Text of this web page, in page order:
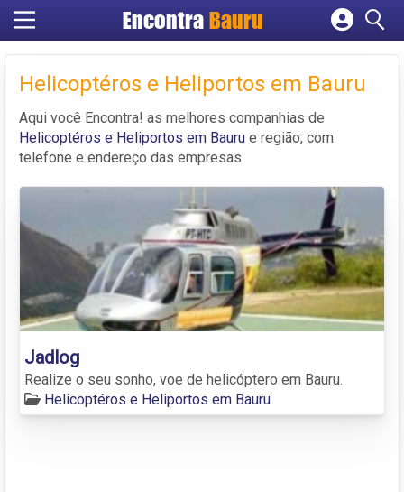
Encontra Bauru
Cadastrar empresa
Criar conta
Helicoptéros e Heliportos em Bauru
Aqui você Encontra! as melhores companhias de
Helicoptéros e Heliportos em Bauru e região, com
telefone e endereço das empresas.
Jadlog
Realize o seu sonho, voe de helicóptero em Bauru.
Helicoptéros e Heliportos em Bauru